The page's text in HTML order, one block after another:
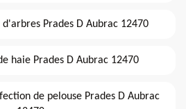
Prades D Aubrac 12470
haie Prades D Aubrac 12470
de pelouse Prades D Aubrac